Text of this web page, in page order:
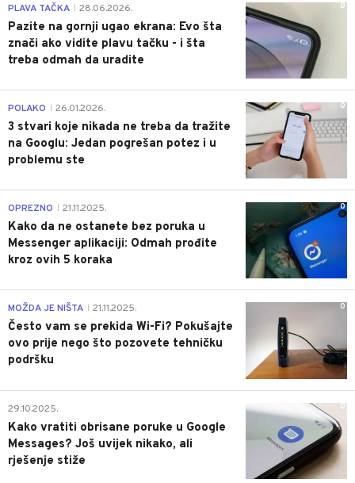
0
PLAVA TAČKA 28.06.2026.
Pazite na gornji ugao ekrana: Evo šta
znači ako vidite plavu tačku - i šta
treba odmah da uradite
0
POLAKO 26.01.2026.
3 stvari koje nikada ne treba da tražite
na Googlu: Jedan pogrešan potez i u
problemu ste
0
OPREZNO 21.11.2025.
Kako da ne ostanete bez poruka u
Messenger aplikaciji: Odmah prođite
kroz ovih 5 koraka
0
MOŽDA JE NIŠTA 21.11.2025.
Često vam se prekida Wi-Fi? Pokušajte
ovo prije nego što pozovete tehničku
podršku
0
29.10.2025.
Kako vratiti obrisane poruke u Google
Messages? Još uvijek nikako, ali
rješenje stiže